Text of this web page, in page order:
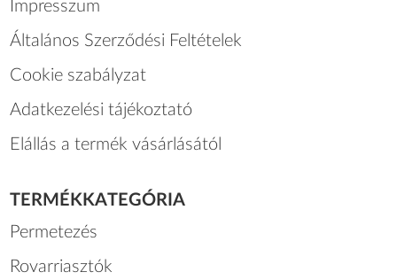
Impresszum
Általános Szerződési Feltételek
Cookie szabályzat
Adatkezelési tájékoztató
Elállás a termék vásárlásától
TERMÉKKATEGÓRIA
Permetezés
Rovarriasztók